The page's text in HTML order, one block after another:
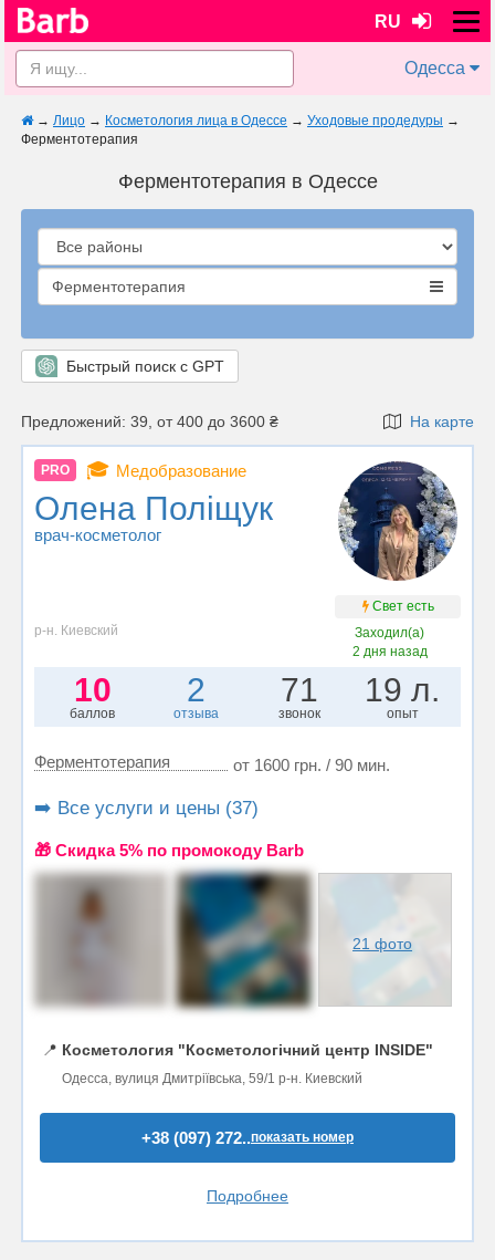
RU
Одесса
→ Лицо → Косметология лица в Одессе → Уходовые продедуры →
Ферментотерапия
Ферментотерапия в Одессе
Ферментотерапия
Быстрый поиск с GPT
Предложений: 39, от 400 до 3600 ₴ На карте
PRO 🎓 Медобразование
Олена Поліщук
врач-косметолог
Свет есть
р-н. Киевский
Заходил(а)
2 дня назад
10
баллов
2
отзыва
71
звонок
19 л.
опыт
Ферментотерапия от 1600 грн. / 90 мин.
➡️ Все услуги и цены (37)
🎁 Cкидка 5% по промокоду Barb
21 фото
📍 Косметология "Косметологічний центр INSIDE"
Одесса, вулиця Дмитріївська, 59/1 р-н. Киевский
+38 (097) 272..показать номер
Подробнее